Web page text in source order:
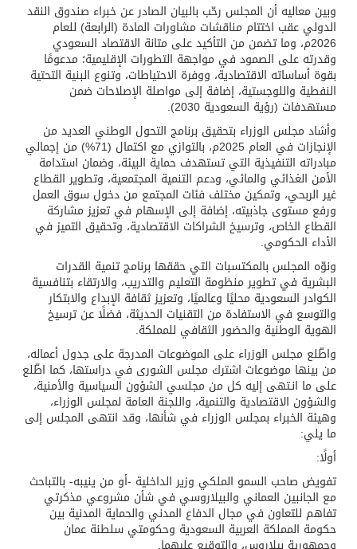
وبين معاليه أن المجلس رحّب بالبيان الصادر عن خبراء صندوق النقد
الدولي عقب اختتام مناقشات مشاورات المادة (الرابعة) للعام
2026م، وما تضمن من التأكيد على متانة الاقتصاد السعودي
وقدرته على الصمود في مواجهة التطورات الإقليمية؛ مدعومًا
بقوة أساساته الاقتصادية، ووفرة الاحتياطات، وتنوع البنية التحتية
النفطية واللوجستية، إضافة إلى مواصلة الإصلاحات ضمن
مستهدفات (رؤية السعودية 2030).
وأشاد مجلس الوزراء بتحقيق برنامج التحول الوطني العديد من
الإنجازات في العام 2025م، بالتوازي مع اكتمال (71%) من إجمالي
مبادراته التنفيذية التي تستهدف حماية البيئة، وضمان استدامة
الأمن الغذائي والمائي، ودعم التنمية المجتمعية، وتطوير القطاع
غير الربحي، وتمكين مختلف فئات المجتمع من دخول سوق العمل
ورفع مستوى جاذبيته، إضافة إلى الإسهام في تعزيز مشاركة
القطاع الخاص، وترسيخ الشراكات الاقتصادية، وتحقيق التميز في
الأداء الحكومي.
ونوّه المجلس بالمكتسبات التي حققها برنامج تنمية القدرات
البشرية في تطوير منظومة التعليم والتدريب، والارتقاء بتنافسية
الكوادر السعودية محليًا وعالميًا، وتعزيز ثقافة الإبداع والابتكار
والتوسع في الاستفادة من التقنيات الحديثة، فضلًا عن ترسيخ
الهوية الوطنية والحضور الثقافي للمملكة.
واطّلع مجلس الوزراء على الموضوعات المدرجة على جدول أعماله،
من بينها موضوعات اشترك مجلس الشورى في دراستها، كما اطّلع
على ما انـتهى إليه كل من مجلسي الشؤون السياسية والأمنية،
والشؤون الاقتصادية والتنمية، واللجنة العامة لمجلس الوزراء،
وهيئة الخبراء بمجلس الوزراء في شأنها، وقد انتهى المجلس إلى
ما يلي:
أولًا:
تفويض صاحب السمو الملكي وزير الداخلية -أو من ينيبه- بالتباحث
مع الجانبين العماني والبيلاروسي في شأن مشروعي مذكرتي
تفاهم للتعاون في مجال الدفاع المدني والحماية المدنية بين
حكومة المملكة العربية السعودية وحكومتي سلطنة عمان